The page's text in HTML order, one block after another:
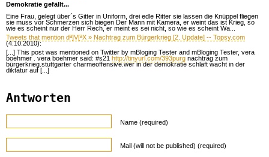
Demokratie gefällt...
Eine Frau, gelegt über´s Gitter in Uniform, drei edle Ritter sie lassen die Knüppel fliegen
sie muss vor Schmerzen sich biegen Der Mann mit Kamera, er weint das ist Krieg, so
wie es scheint nur der Herr Rech, er meint es sei nicht, so wie es scheint Wa...
Tweets that mention dª]V[ªX » Nachtrag zum Bürgerkrieg [2. Update] -- Topsy.com
(4.10.2010):
[...] This post was mentioned on Twitter by mBloging Tester and mBloging Tester, vera
boehmer . vera boehmer said: #s21 http://tinyurl.com/393purg nachtrag zum
bürgerkrieg.stuttgarter charmeoffensive.wer in der demokratie schläft wacht in der
diktatur auf [...]
Antworten
Name (required)
Mail (will not be published) (required)